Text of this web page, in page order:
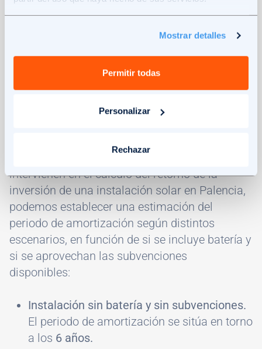
Mostrar detalles
Permitir todas
Personalizar
Rechazar
solares, asegurando la máxima eficiencia y seguridad
de la instalación.
Teniendo en cuenta todos los factores que
intervienen en el cálculo del retorno de la
inversión de una instalación solar en Palencia,
podemos establecer una estimación del
periodo de amortización según distintos
escenarios, en función de si se incluye batería y
si se aprovechan las subvenciones
disponibles:
Instalación sin batería y sin subvenciones.
El periodo de amortización se sitúa en torno
a los 6 años.